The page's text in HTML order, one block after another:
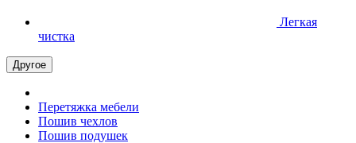
Легкая
чистка
Другое
Перетяжка мебели
Пошив чехлов
Пошив подушек